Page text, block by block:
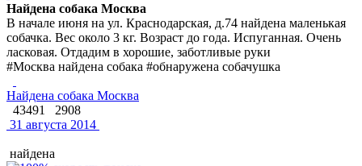
Найдена собака Москва
В начале июня на ул. Краснодарская, д.74 найдена маленькая
собачка. Вес около 3 кг. Возраст до года. Испуганная. Очень
ласковая. Отдадим в хорошие, заботливые руки
#Москва найдена собака #обнаружена собачушка
Найдена собака Москва
43491
2908
31 августа 2014
найдена